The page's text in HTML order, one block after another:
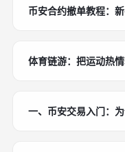
币安合约撤单教程：
体育链游：把运动热
一、币安交易入门：